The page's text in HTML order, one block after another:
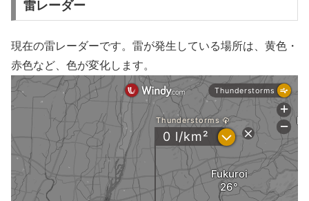
雷レーダー
現在の雷レーダーです。雷が発生している場所は、黄色・
赤色など、色が変化します。